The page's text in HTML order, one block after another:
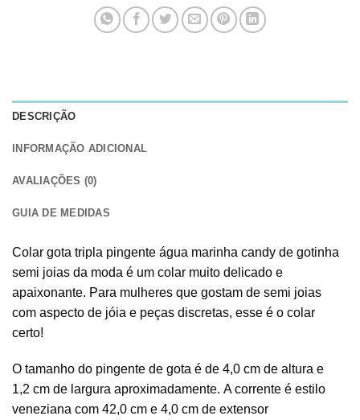
DESCRIÇÃO
INFORMAÇÃO ADICIONAL
AVALIAÇÕES (0)
GUIA DE MEDIDAS
Colar gota tripla pingente água marinha candy de gotinha
semi joias da moda é um colar muito delicado e
apaixonante. Para mulheres que gostam de semi joias
com aspecto de jóia e peças discretas, esse é o colar
certo!
O tamanho do pingente de gota é de 4,0 cm de altura e
1,2 cm de largura aproximadamente. A corrente é estilo
veneziana com 42,0 cm e 4,0 cm de extensor